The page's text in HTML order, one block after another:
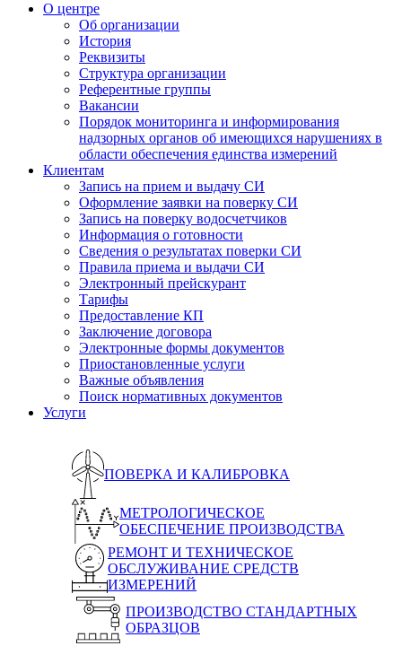
О центре
Об организации
История
Реквизиты
Структура организации
Референтные группы
Вакансии
Порядок мониторинга и информирования
надзорных органов об имеющихся нарушениях в
области обеспечения единства измерений
Клиентам
Запись на прием и выдачу СИ
Оформление заявки на поверку СИ
Запись на поверку водосчетчиков
Информация о готовности
Сведения о результатах поверки СИ
Правила приема и выдачи СИ
Электронный прейскурант
Тарифы
Предоставление КП
Заключение договора
Электронные формы документов
Приостановленные услуги
Важные объявления
Поиск нормативных документов
Услуги
ПОВЕРКА И КАЛИБРОВКА
МЕТРОЛОГИЧЕСКОЕ
ОБЕСПЕЧЕНИЕ ПРОИЗВОДСТВА
РЕМОНТ И ТЕХНИЧЕСКОЕ
ОБСЛУЖИВАНИЕ СРЕДСТВ
ИЗМЕРЕНИЙ
ПРОИЗВОДСТВО СТАНДАРТНЫХ
ОБРАЗЦОВ